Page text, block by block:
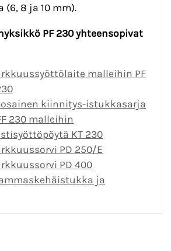
8 ja 10 mm).
PF 230 yhteensopivat
malleihin PF
osainen kiinnitys-istukkasarja
230 malleihin
KT 230
PD 250/E
PD 400
ja